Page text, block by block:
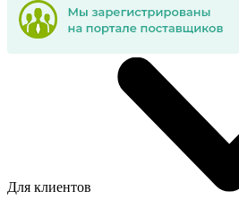
Для клиентов